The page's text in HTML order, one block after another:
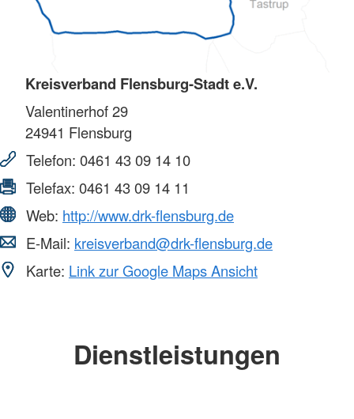
Kreisverband Flensburg-Stadt e.V.
Valentinerhof 29
24941 Flensburg
Telefon: 0461 43 09 14 10
Telefax: 0461 43 09 14 11
Web: http://www.drk-flensburg.de
E-Mail: kreisverband@drk-flensburg.de
Karte: Link zur Google Maps Ansicht
Dienstleistungen